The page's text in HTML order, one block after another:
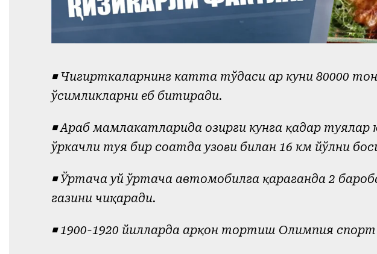
◾️ Чигирткаларнинг катта тўдаси ҳар куни 80000
ўсимликларни еб битиради.
◾️ Араб мамлакатларида ҳозирги кунга қадар
ўркачли туя бир соатда узоғи билан 16 км йўлни
◾️ Ўртача уй ўртача автомобилга қараганда 2
газини чиқаради.
◾️ 1900-1920 йилларда арқон тортиш Олимпия спорт